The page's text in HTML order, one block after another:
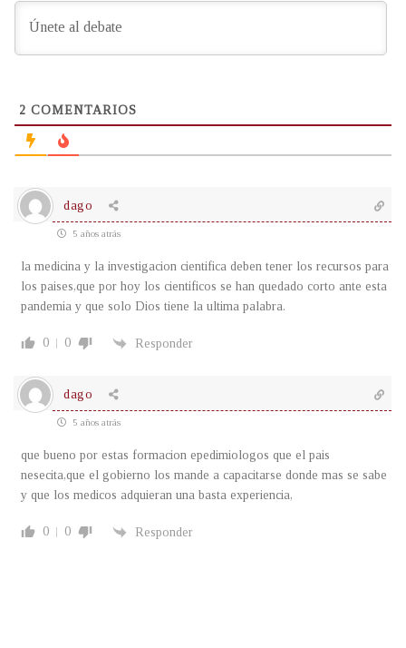
2 COMENTARIOS
dago
5 años atrás
la medicina y la investigacion cientifica deben tener los recursos para
los paises,que por hoy los cientificos se han quedado corto ante esta
pandemia y que solo Dios tiene la ultima palabra.
0 0 Responder
dago
5 años atrás
que bueno por estas formacion epedimiologos que el pais
nesecita,que el gobierno los mande a capacitarse donde mas se sabe
y que los medicos adquieran una basta experiencia,
0 0 Responder